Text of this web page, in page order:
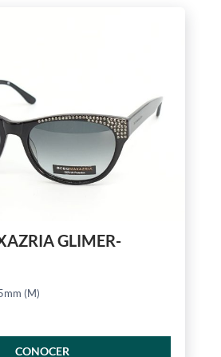
GLIMER-
(M)
CONOCER